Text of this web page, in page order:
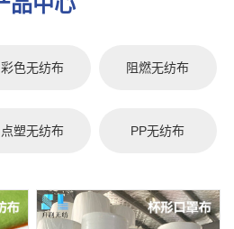
彩色无纺布 阻燃无纺布
点塑无纺布 PP无纺布